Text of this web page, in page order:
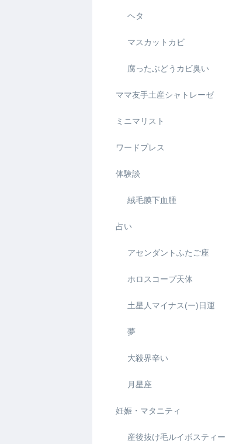
ヘタ
マスカットカビ
腐ったぶどうカビ臭い
ママ友手土産シャトレーゼ
ミニマリスト
ワードプレス
体験談
絨毛膜下血腫
占い
アセンダントふたご座
ホロスコープ天体
土星人マイナス(ー)日運
夢
大殺界辛い
月星座
妊娠・マタニティ
産後抜け毛ルイボスティー